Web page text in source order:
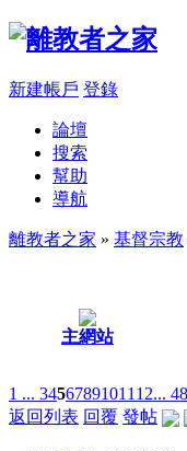
新建帳戶 登錄
論壇
搜索
幫助
導航
離教者之家 » 基督宗教
主網站
1 ... 34567891011 12... 48
返回列表 回覆 發帖